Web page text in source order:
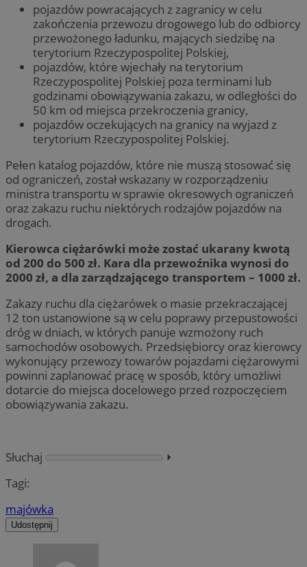
pojazdów powracających z zagranicy w celu
zakończenia przewozu drogowego lub do odbiorcy
przewożonego ładunku, mających siedzibę na
terytorium Rzeczypospolitej Polskiej,
pojazdów, które wjechały na terytorium
Rzeczypospolitej Polskiej poza terminami lub
godzinami obowiązywania zakazu, w odległości do
50 km od miejsca przekroczenia granicy,
pojazdów oczekujących na granicy na wyjazd z
terytorium Rzeczypospolitej Polskiej.
Pełen katalog pojazdów, które nie muszą stosować się
od ograniczeń, został wskazany w rozporządzeniu
ministra transportu w sprawie okresowych ograniczeń
oraz zakazu ruchu niektórych rodzajów pojazdów na
drogach.
Kierowca ciężarówki może zostać ukarany kwotą
od 200 do 500 zł. Kara dla przewoźnika wynosi do
2000 zł, a dla zarządzającego transportem – 1000 zł.
Zakazy ruchu dla ciężarówek o masie przekraczającej
12 ton ustanowione są w celu poprawy przepustowości
dróg w dniach, w których panuje wzmożony ruch
samochodów osobowych. Przedsiębiorcy oraz kierowcy
wykonujący przewozy towarów pojazdami ciężarowymi
powinni zaplanować pracę w sposób, który umożliwi
dotarcie do miejsca docelowego przed rozpoczęciem
obowiązywania zakazu.
Słuchaj
⏵︎
Tagi:
majówka
Udostępnij